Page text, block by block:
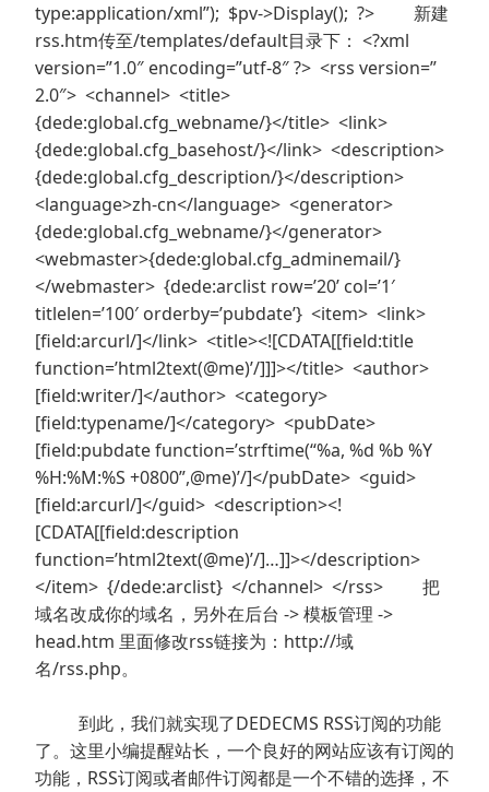
type:application/xml”); $pv->Display(); ?> 新建
rss.htm传至/templates/default目录下： <?xml
version=”1.0″ encoding=”utf-8″ ?> <rss version=”
2.0″> <channel> <title>
{dede:global.cfg_webname/}</title> <link>
{dede:global.cfg_basehost/}</link> <description>
{dede:global.cfg_description/}</description>
<language>zh-cn</language> <generator>
{dede:global.cfg_webname/}</generator>
<webmaster>{dede:global.cfg_adminemail/}
</webmaster> {dede:arclist row=’20’ col=’1′
titlelen=’100′ orderby=’pubdate’} <item> <link>
[field:arcurl/]</link> <title><![CDATA[[field:title
function=’html2text(@me)’/]]]></title> <author>
[field:writer/]</author> <category>
[field:typename/]</category> <pubDate>
[field:pubdate function=’strftime(“%a, %d %b %Y
%H:%M:%S +0800”,@me)’/]</pubDate> <guid>
[field:arcurl/]</guid> <description><!
[CDATA[[field:description
function=’html2text(@me)’/]…]]></description>
</item> {/dede:arclist} </channel> </rss> 把
域名改成你的域名，另外在后台 -> 模板管理 ->
head.htm 里面修改rss链接为：http://域
名/rss.php。
到此，我们就实现了DEDECMS RSS订阅的功能
了。这里小编提醒站长，一个良好的网站应该有订阅的
功能，RSS订阅或者邮件订阅都是一个不错的选择，不